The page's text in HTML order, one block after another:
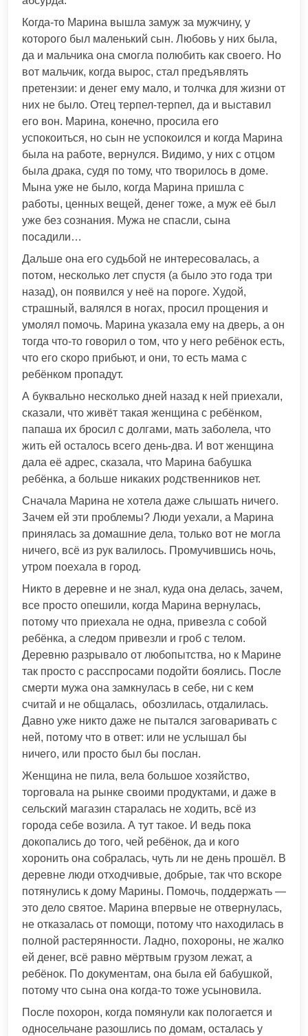
Когда-то Марина вышла замуж за мужчину, у
которого был маленький сын. Любовь у них была,
да и мальчика она смогла полюбить как своего. Но
вот мальчик, когда вырос, стал предъявлять
претензии: и денег ему мало, и толчка для жизни от
них не было. Отец терпел-терпел, да и выставил
его вон. Марина, конечно, просила его
успокоиться, но сын не успокоился и когда Марина
была на работе, вернулся. Видимо, у них с отцом
была драка, судя по тому, что творилось в доме.
Мына уже не было, когда Марина пришла с
работы, ценных вещей, денег тоже, а муж её был
уже без сознания. Мужа не спасли, сына
посадили…
Дальше она его судьбой не интересовалась, а
потом, несколько лет спустя (а было это года три
назад), он появился у неё на пороге. Худой,
страшный, валялся в ногах, просил прощения и
умолял помочь. Марина указала ему на дверь, а он
тогда что-то говорил о том, что у него ребёнок есть,
что его скоро прибьют, и они, то есть мама с
ребёнком пропадут.
А буквально несколько дней назад к ней приехали,
сказали, что живёт такая женщина с ребёнком,
папаша их бросил с долгами, мать заболела, что
жить ей осталось всего день-два. И вот женщина
дала её адрес, сказала, что Марина бабушка
ребёнка, а больше никаких родственников нет.
Сначала Марина не хотела даже слышать ничего.
Зачем ей эти проблемы? Люди уехали, а Марина
принялась за домашние дела, только вот не могла
ничего, всё из рук валилось. Промучившись ночь,
утром поехала в город.
Никто в деревне и не знал, куда она делась, зачем,
все просто опешили, когда Марина вернулась,
потому что приехала не одна, привезла с собой
ребёнка, а следом привезли и гроб с телом.
Деревню разрывало от любопытства, но к Марине
так просто с расспросами подойти боялись. После
смерти мужа она замкнулась в себе, ни с кем
считай и не общалась, обозлилась, отдалилась.
Давно уже никто даже не пытался заговаривать с
ней, потому что в ответ: или не услышал бы
ничего, или просто был бы послан.
Женщина не пила, вела большое хозяйство,
торговала на рынке своими продуктами, и даже в
сельский магазин старалась не ходить, всё из
города себе возила. А тут такое. И ведь пока
докопались до того, чей ребёнок, да и кого
хоронить она собралась, чуть ли не день прошёл. В
деревне люди отходчивые, добрые, так что вскоре
потянулись к дому Марины. Помочь, поддержать —
это дело святое. Марина впервые не отвернулась,
не отказалась от помощи, потому что находилась в
полной растерянности. Ладно, похороны, не жалко
ей денег, всё равно мёртвым грузом лежат, а
ребёнок. По документам, она была ей бабушкой,
потому что сына она когда-то тоже усыновила.
После похорон, когда помянули как пологается и
односельчане разошлись по домам, осталась у